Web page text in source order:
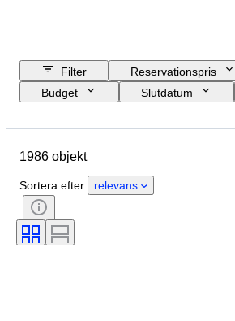
Filter
Reservationspris
Budget
Slutdatum
Kön
Era
Mönster
Modell
1986 objekt
Sortera efter relevans